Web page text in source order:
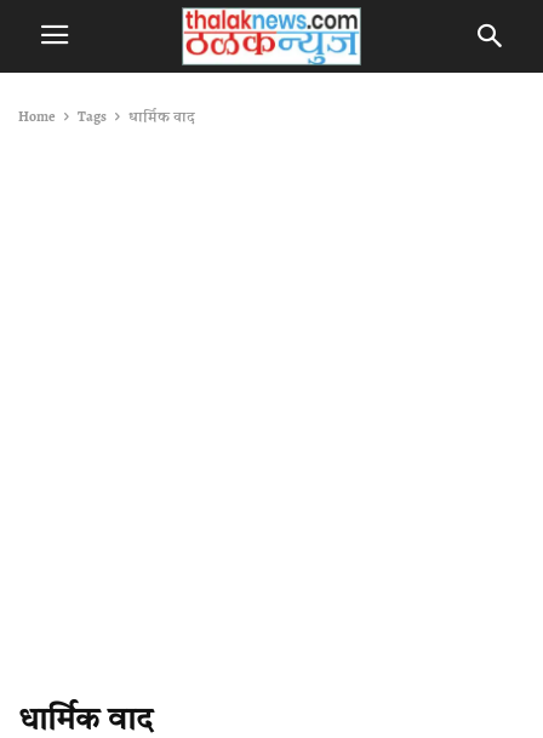
Home Tags धार्मिक वाद
धार्मिक वाद